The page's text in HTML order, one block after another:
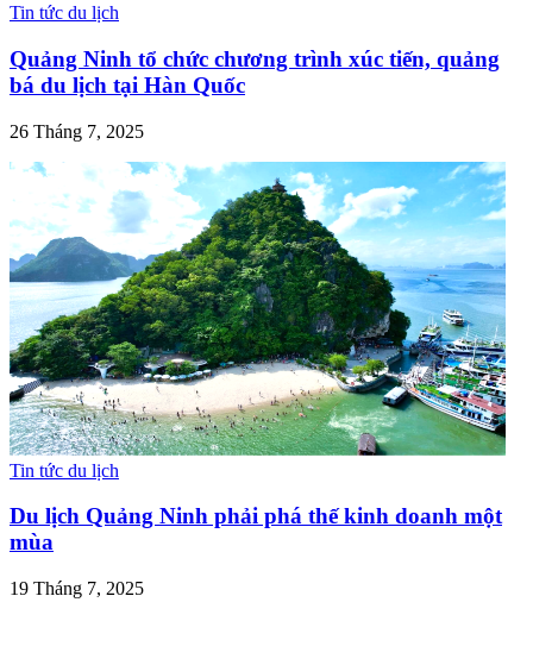
Tin tức du lịch
Quảng Ninh tổ chức chương trình xúc tiến, quảng
bá du lịch tại Hàn Quốc
26 Tháng 7, 2025
Tin tức du lịch
Du lịch Quảng Ninh phải phá thế kinh doanh một
mùa
19 Tháng 7, 2025